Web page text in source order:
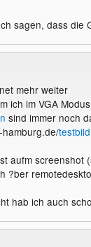
sagen, dass die
mehr weiter
ich im VGA
sind immer noch
testbild
aufm screenshot
?ber
hab ich auch